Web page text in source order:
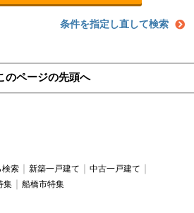
条件を指定し直して検索
のページの先頭へ
検索 新築一戸建て
中古一戸建て
集 船橋市特集